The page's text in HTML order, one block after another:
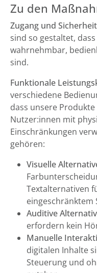
Zu den
Zugang und
sind so gestaltet,
wahrnehmbar,
sind.
Funktionale
verschiedene
dass unsere
Nutzer:innen mit
Einschränkungen
gehören:
Visuelle
Textalternativen
eingeschränktem
Auditive
erfordern kein
Manuelle
digitalen Inhalte
Steuerung und